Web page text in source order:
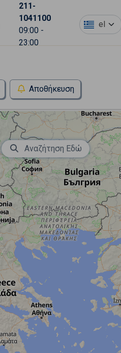
211-
1041100
09:00 -
23:00
el
Αποθήκευση
Αναζήτηση Εδώ